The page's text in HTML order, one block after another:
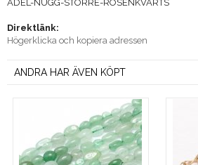
ADEL-NUGG-STORRE-ROSENKVARTS
Direktlänk:
Högerklicka och kopiera adressen
ANDRA HAR ÄVEN KÖPT